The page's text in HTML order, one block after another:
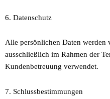
6. Datenschutz
Alle persönlichen Daten werden
ausschließlich im Rahmen der
Kundenbetreuung verwendet.
7. Schlussbestimmungen